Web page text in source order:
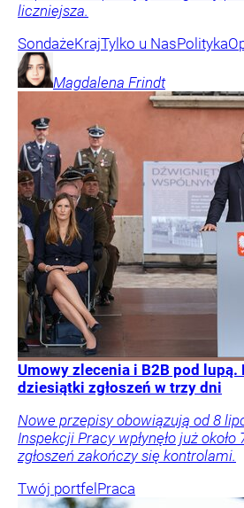
liczniejsza.
SondażeKrajTylko u NasPolityka
Magdalena Frindt
Umowy zlecenia i B2B pod lupą.
dziesiątki zgłoszeń w trzy dni
Nowe przepisy obowiązują od 8
Inspekcji Pracy wpłynęło już około
zgłoszeń zakończy się kontrolami.
Twój portfelPraca